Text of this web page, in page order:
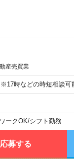
産売買業
時などの時短相談可
ークOK/シフト勤務
応募する